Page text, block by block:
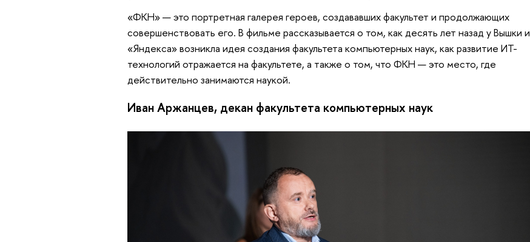
«ФКН» — это портретная галерея героев, создававших факультет и продолжающих
совершенствовать его. В фильме рассказывается о том, как десять лет назад у Вышки и
«Яндекса» возникла идея создания факультета компьютерных наук, как развитие ИТ-
технологий отражается на факультете, а также о том, что ФКН — это место, где
действительно занимаются наукой.
Иван Аржанцев, декан факультета компьютерных наук